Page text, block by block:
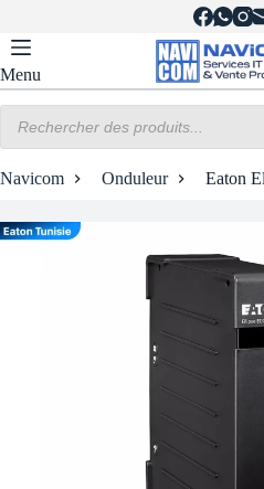
contenu
Menu
produits
Navicom Onduleur Eaton